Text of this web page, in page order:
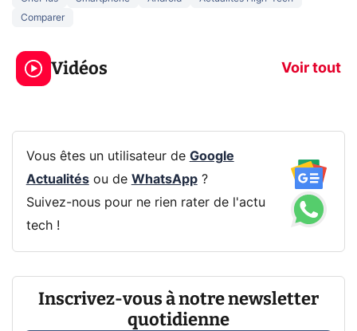
Comparer
Vidéos Voir tout
3 écrans en 1 pour
319€ ? Voici L'AOC
CQ32G4ZA !
prochaine
Vous êtes un utilisateur de Google
Actualitésou de WhatsApp?
Suivez-nous pour ne rien rater de l'actu
tech !
Inscrivez-vous à notre newsletter
quotidienne